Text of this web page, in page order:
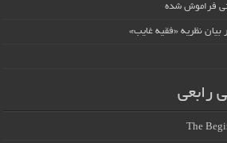
فراموش شده
نظریه «فقیه غایب»
رابعی
The